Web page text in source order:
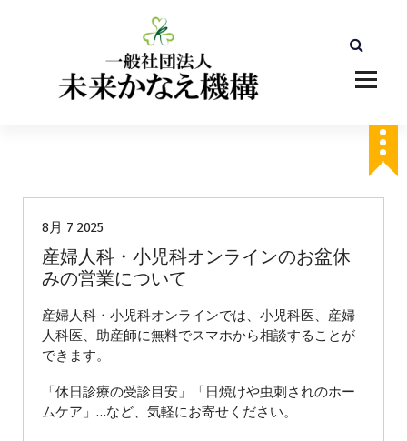
8月 7 2025
産婦人科・小児科オンラインのお盆休
みの営業について
産婦人科・小児科オンラインでは、小児科医、産婦
人科医、助産師に無料でスマホから相談することが
できます。
「休日診療の受診目安」「日焼けや虫刺されのホー
ムケア」…など、気軽にお寄せください。